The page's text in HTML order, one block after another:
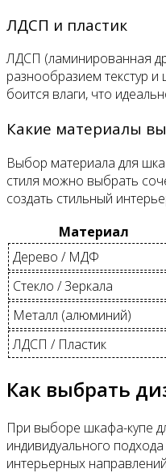
ЛДСП и пластик
ЛДСП (ламинированная
разнообразием текстур и
боится влаги, что
Какие материалы
Выбор материала для
стиля можно выбрать
создать стильный
Материал
Дерево / МДФ
Стекло / Зеркала
Металл (алюминий)
ЛДСП / Пластик
Как выбрать
При выборе шкафа-купе
индивидуального
интерьерных